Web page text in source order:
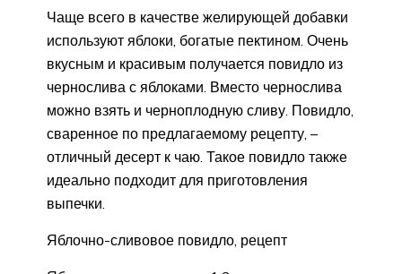
Чаще всего в качестве желирующей добавки
используют яблоки, богатые пектином. Очень
вкусным и красивым получается повидло из
чернослива с яблоками. Вместо чернослива
можно взять и черноплодную сливу. Повидло,
сваренное по предлагаемому рецепту, –
отличный десерт к чаю. Такое повидло также
идеально подходит для приготовления
выпечки.
Яблочно-сливовое повидло, рецепт